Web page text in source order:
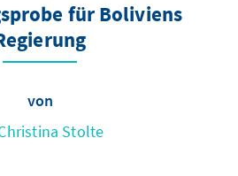
für Boliviens
von
Stolte